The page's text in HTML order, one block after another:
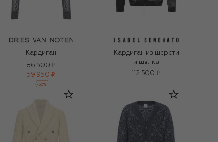
Кардиган
86 500 ₽
59 950 ₽
-30%
Кардиган из шерсти
и шелка
112 500 ₽